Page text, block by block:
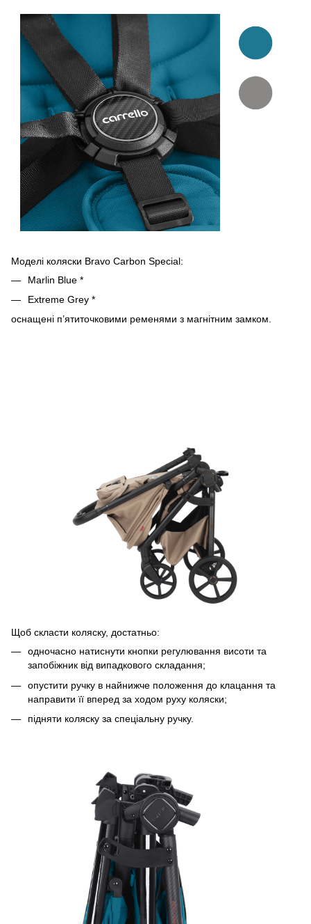
Моделі коляски Bravo Carbon Special:
Marlin Blue *
Extreme Grey *
оснащені п’ятиточковими ременями з магнітним замком.
Щоб скласти коляску, достатньо:
одночасно натиснути кнопки регулювання висоти та
запобіжник від випадкового складання;
опустити ручку в найнижче положення до клацання та
направити її вперед за ходом руху коляски;
підняти коляску за спеціальну ручку.